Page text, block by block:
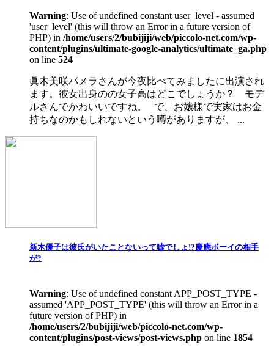
Warning: Use of undefined constant user_level - assumed
'user_level' (this will throw an Error in a future version of
PHP) in /home/users/2/bubijiji/web/piccolo-net.com/wp-
content/plugins/ultimate-google-analytics/ultimate_ga.php
on line 524
眞木美咲パメラさんが今夜比べてみましたに出演され
ます。彼女出身のの女子高はどこでしょうか？ モデ
ルさんでかわいいですね。 で、お嬢様で実家はお金
持ちなのかもしれないという噂がありますが、 ...
新木優子は彼氏がいたことないって嘘でしょ!?慶應ボーイの相手
が?
Warning: Use of undefined constant APP_POST_TYPE -
assumed 'APP_POST_TYPE' (this will throw an Error in a
future version of PHP) in
/home/users/2/bubijiji/web/piccolo-net.com/wp-
content/plugins/post-views/post-views.php on line 1854